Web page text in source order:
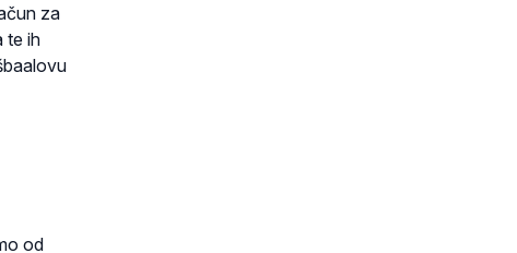
za
te ih
od